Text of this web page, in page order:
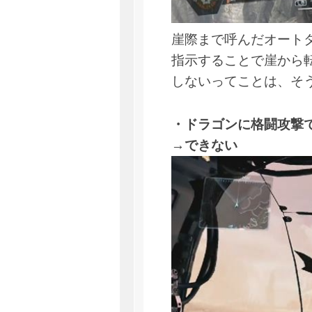
崖際まで呼んだオート
指示することで崖から
しないってことは、そ
・ドラゴンに格闘攻撃
→できない